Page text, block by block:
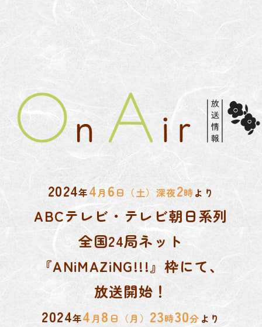
2024年4月 6 日（土）深夜2時より
ABCテレビ・テレビ朝日系列
全国24局ネット
『ANiMAZiNG!!!』枠にて、
放送開始！
2024年4月 8 日（月） 23時30分 より